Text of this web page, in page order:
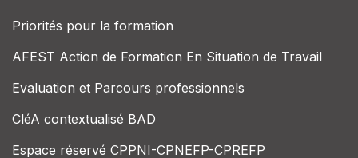
Priorités pour la formation
AFEST Action de Formation En Situation de Travail
Evaluation et Parcours professionnels
CléA contextualisé BAD
Espace réservé CPPNI-CPNEFP-CPREFP